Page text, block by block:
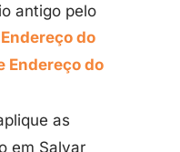
antigo pelo
Endereço do
Endereço do
as
em Salvar